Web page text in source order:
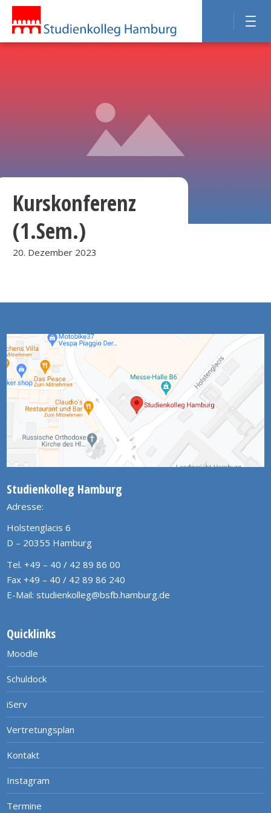
Kurskonferenz
(1.Sem.)
20. Dezember 2023
Studienkolleg Hamburg
Adresse:
Holstenglacis 6
D – 20355 Hamburg
Tel. +49 – 40 / 42 89 86 00
Fax +49 – 40 / 42 89 86 240
E-Mail: studienkolleg@bsfb.hamburg.de
Quicklinks
Moodle
Schuldock
iServ
Vertretungsplan
Kontakt
Instagram
Termine